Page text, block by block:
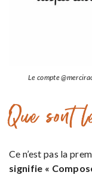
Le compte
Que
Ce n’est pas la
signifie «